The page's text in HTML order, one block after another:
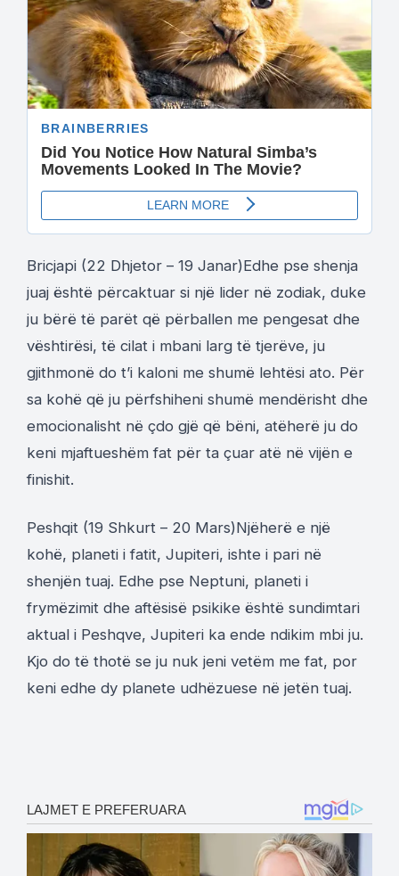
Bricjapi (22 Dhjetor – 19 Janar)Edhe pse shenja
juaj është përcaktuar si një lider në zodiak, duke
ju bërë të parët që përballen me pengesat dhe
vështirësi, të cilat i mbani larg të tjerëve, ju
gjithmonë do t’i kaloni me shumë lehtësi ato. Për
sa kohë që ju përfshiheni shumë mendërisht dhe
emocionalisht në çdo gjë që bëni, atëherë ju do
keni mjaftueshëm fat për ta çuar atë në vijën e
finishit.
Peshqit (19 Shkurt – 20 Mars)Njëherë e një
kohë, planeti i fatit, Jupiteri, ishte i pari në
shenjën tuaj. Edhe pse Neptuni, planeti i
frymëzimit dhe aftësisë psikike është sundimtari
aktual i Peshqve, Jupiteri ka ende ndikim mbi ju.
Kjo do të thotë se ju nuk jeni vetëm me fat, por
keni edhe dy planete udhëzuese në jetën tuaj.